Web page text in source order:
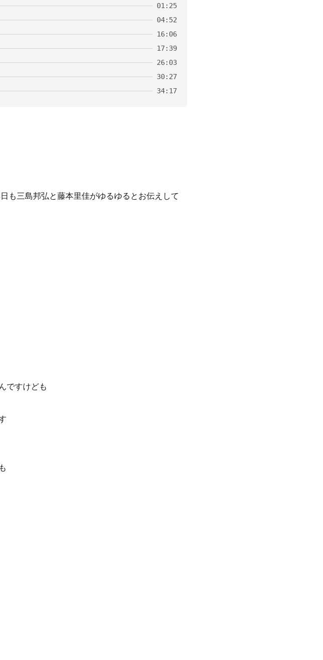
01:25
04:52
16:06
17:39
26:03
30:27
34:17
も三島邦弘と藤本里佳がゆるゆるとお伝えして
ですけども